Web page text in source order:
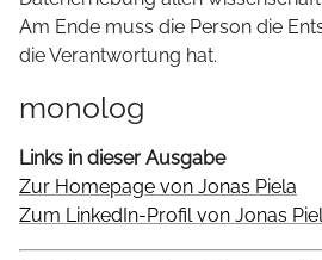
Am Ende muss die Person die
die Verantwortung hat.
monolog
Links in dieser Ausgabe
Zur Homepage von Jonas Piela
Zum LinkedIn-Profil von Jonas